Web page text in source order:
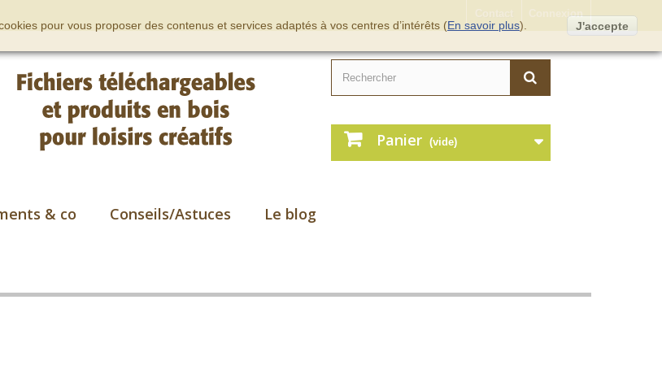
Connexion
Panier (vide)
& co Conseils/Astuces Le blog
pour vous proposer des contenus et services adaptés à vos centres d’intérêts (En savoir plus). J'accepte